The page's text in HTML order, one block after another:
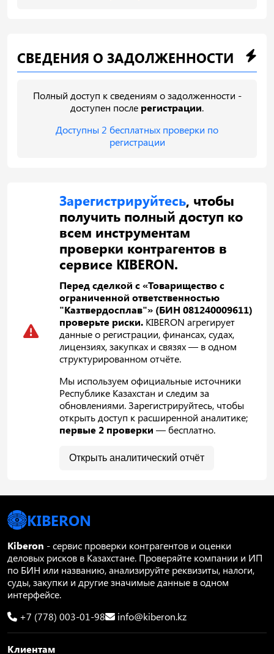
СВЕДЕНИЯ О ЗАДОЛЖЕННОСТИ
Полный доступ к сведениям о задолженности -
доступен после регистрации.
Доступны 2 бесплатных проверки по
регистрации
Зарегистрируйтесь, чтобы
получить полный доступ ко
всем инструментам
проверки контрагентов в
сервисе KIBERON.
Перед сделкой с «Товарищество с
ограниченной ответственностью
"Казтвердосплав"» (БИН 081240009611)
проверьте риски. KIBERON агрегирует
данные о регистрации, финансах, судах,
лицензиях, закупках и связях — в одном
структурированном отчёте.
Мы используем официальные источники
Республике Казахстан и следим за
обновлениями. Зарегистрируйтесь, чтобы
открыть доступ к расширенной аналитике;
первые 2 проверки — бесплатно.
Открыть аналитический отчёт
KIBERON
Kiberon - сервис проверки контрагентов и оценки
деловых рисков в Казахстане. Проверяйте компании и ИП
по БИН или названию, анализируйте реквизиты, налоги,
суды, закупки и другие значимые данные в одном
интерфейсе.
+7 (778) 003-01-98
info@kiberon.kz
Клиентам